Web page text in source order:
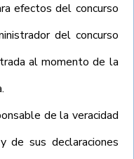
efectos del concurso
del concurso
al momento de la
de la veracidad
de sus declaraciones